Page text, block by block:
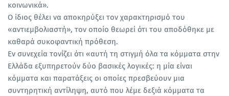
κοινωνικά».
Ο ίδιος θέλει να αποκηρύξει τον χαρακτηρισμό του
«αντιεμβολιαστή», τον οποίο θεωρεί ότι του αποδόθηκε με
καθαρά συκοφαντική πρόθεση.
Εν συνεχεία τονίζει ότι «αυτή τη στιγμή όλα τα κόμματα στην
Ελλάδα εξυπηρετούν δύο βασικές λογικές: η μία είναι
κόμματα και παρατάξεις οι οποίες πρεσβεύουν μια
συντηρητική αντίληψη, αυτό που λέμε δεξιά κόμματα τα